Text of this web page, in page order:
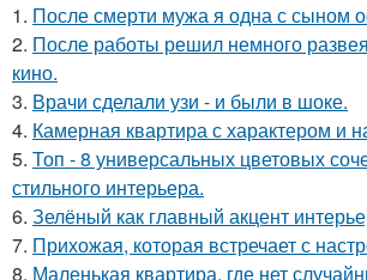
1. После смерти мужа я одна с сыном
2. После работы решил немного
кино.
3. Врачи сделали узи - и были в шоке.
4. Камерная квартира с характером и
5. Топ - 8 универсальных цветовых
стильного интерьера.
6. Зелёный как главный акцент
7. Прихожая, которая встречает с
8. Маленькая квартира, где нет